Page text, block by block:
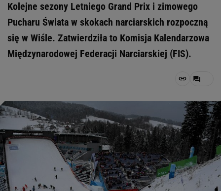
Kolejne sezony Letniego Grand Prix i zimowego
Pucharu Świata w skokach narciarskich rozpoczną
się w Wiśle. Zatwierdziła to Komisja Kalendarzowa
Międzynarodowej Federacji Narciarskiej (FIS).